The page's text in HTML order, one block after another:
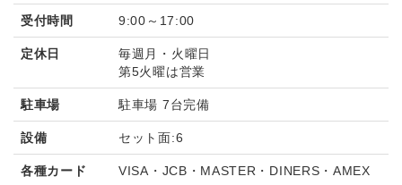
受付時間 9:00～17:00
定休日
毎週月・火曜日
第5火曜は営業
駐車場 駐車場 7台完備
設備 セット面:6
各種カード VISA・JCB・MASTER・DINERS・AMEX